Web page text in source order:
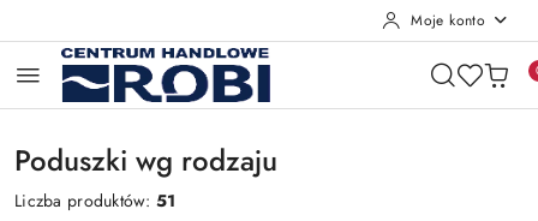
Moje konto
Poduszki wg rodzaju
Liczba produktów:51